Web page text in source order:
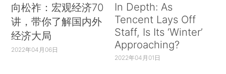
向松祚：宏观经济70
讲，带你了解国内外
经济大局
2022年04月06日
In Depth: As
Tencent Lays Off
Staff, Is Its ‘Winter’
Approaching?
2022年04月01日